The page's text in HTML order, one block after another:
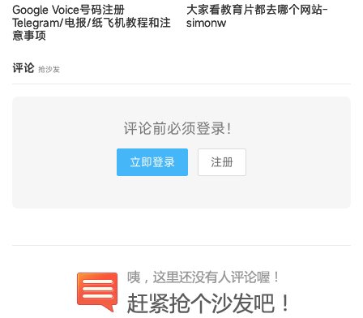
Google Voice号码注册
Telegram/电报/纸飞机教程和注
意事项
大家看教育片都去哪个网站-
simonw
评论 抢沙发
评论前必须登录！
立即登录 注册